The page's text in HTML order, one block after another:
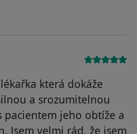
která dokáže
a srozumitelnou
jeho obtíže a
Jsem velmi rád, že jsem